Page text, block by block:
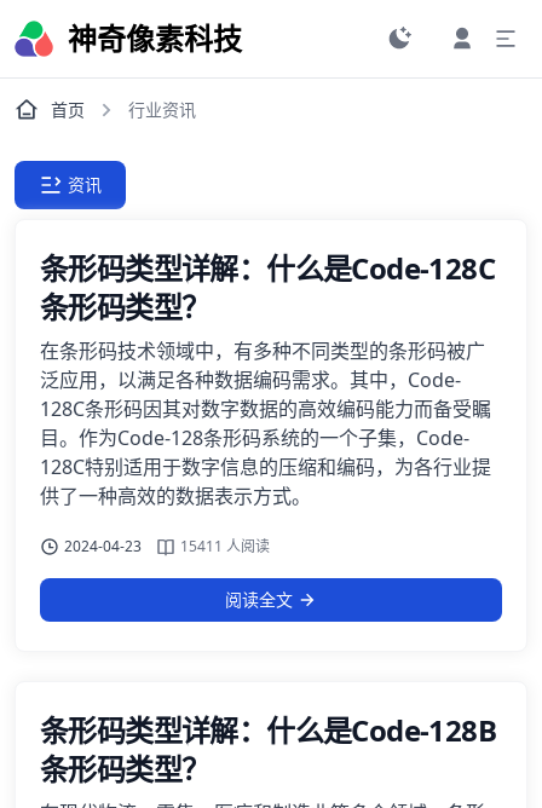
神奇像素科技
首页 行业资讯
资讯
条形码类型详解：什么是Code-128C
条形码类型？
在条形码技术领域中，有多种不同类型的条形码被广
泛应用，以满足各种数据编码需求。其中，Code-
128C条形码因其对数字数据的高效编码能力而备受瞩
目。作为Code-128条形码系统的一个子集，Code-
128C特别适用于数字信息的压缩和编码，为各行业提
供了一种高效的数据表示方式。
2024-04-23 15411 人阅读
阅读全文
条形码类型详解：什么是Code-128B
条形码类型？